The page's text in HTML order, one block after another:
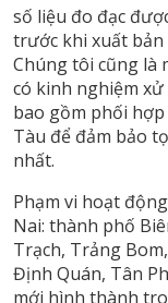
số liệu đo đạc
trước khi xuất bản
Chúng tôi cũng là
có kinh nghiệm xử
bao gồm phối hợp
Tàu để đảm bảo
nhất.
Phạm vi hoạt
Nai: thành phố
Trạch, Trảng
Định Quán, Tân
mới hình thành